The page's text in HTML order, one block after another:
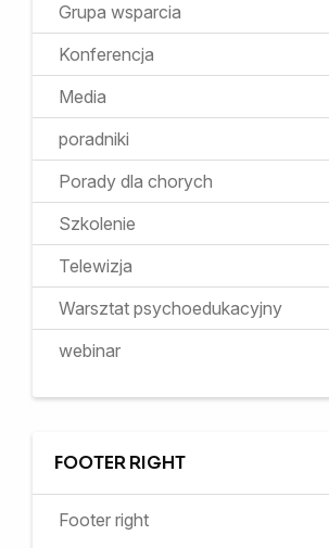
Grupa wsparcia
Konferencja
Media
poradniki
Porady dla chorych
Szkolenie
Telewizja
Warsztat psychoedukacyjny
webinar
FOOTER RIGHT
Footer right